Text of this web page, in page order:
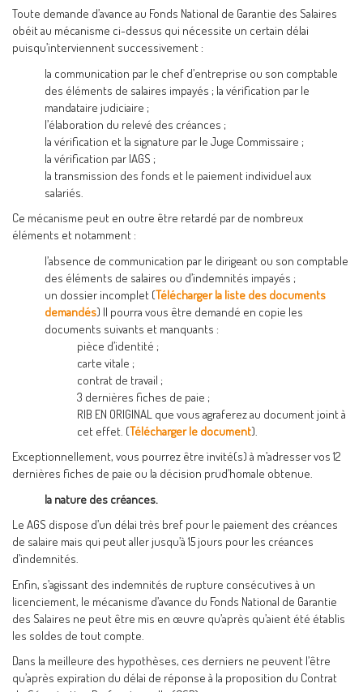
Toute demande d’avance au Fonds National de Garantie des Salaires
obéit au mécanisme ci-dessus qui nécessite un certain délai
puisqu’interviennent successivement :
la communication par le chef d’entreprise ou son comptable
des éléments de salaires impayés ; la vérification par le
mandataire judiciaire ;
l’élaboration du relevé des créances ;
la vérification et la signature par le Juge Commissaire ;
la vérification par lAGS ;
la transmission des fonds et le paiement individuel aux
salariés.
Ce mécanisme peut en outre être retardé par de nombreux
éléments et notamment :
l’absence de communication par le dirigeant ou son comptable
des éléments de salaires ou d’indemnités impayés ;
un dossier incomplet (Télécharger la liste des documents
demandés) Il pourra vous être demandé en copie les
documents suivants et manquants :
pièce d’identité ;
carte vitale ;
contrat de travail ;
3 dernières fiches de paie ;
RIB EN ORIGINAL que vous agraferez au document joint à
cet effet. (Télécharger le document).
Exceptionnellement, vous pourrez être invité(s) à m’adresser vos 12
dernières fiches de paie ou la décision prud’homale obtenue.
la nature des créances.
Le AGS dispose d’un délai très bref pour le paiement des créances
de salaire mais qui peut aller jusqu’à 15 jours pour les créances
d’indemnités.
Enfin, s’agissant des indemnités de rupture consécutives à un
licenciement, le mécanisme d’avance du Fonds National de Garantie
des Salaires ne peut être mis en œuvre qu’après qu’aient été établis
les soldes de tout compte.
Dans la meilleure des hypothèses, ces derniers ne peuvent l’être
qu’après expiration du délai de réponse à la proposition du Contrat